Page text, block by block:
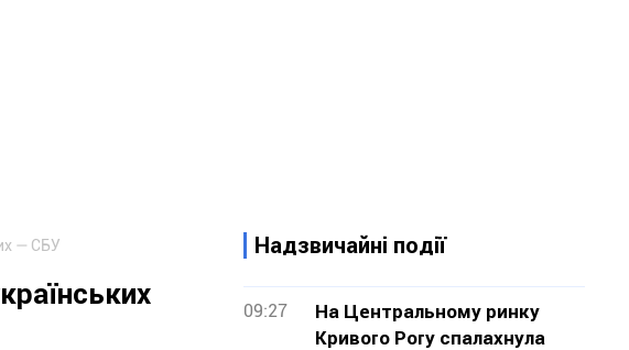
— СБУ Надзвичайні події
09:27
На Центральному ринку
Кривого Рогу спалахнула